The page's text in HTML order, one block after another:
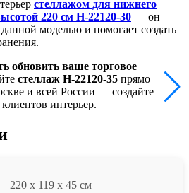
стеллажом для нижнего
220 см Н-22120-30 — он
моделью и помогает создать
обновить ваше торговое
стеллаж Н-22120-35 прямо
и всей России — создайте
интерьер.
220 x 119 x 45 см